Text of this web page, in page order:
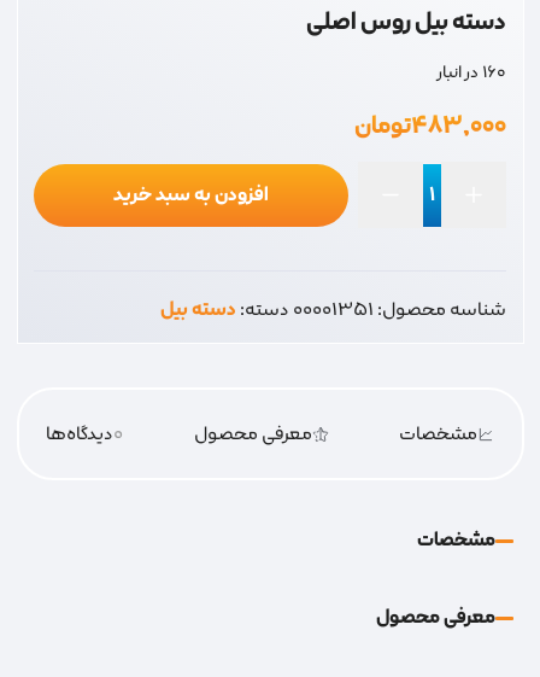
دسته بیل روس اصلی
160 در انبار
۴۸۳,۰۰۰تومان
اصلی
افزودن به سبد خرید
شناسه محصول:00001351دسته:دسته بیل
مشخصات معرفی محصول 0دیدگاه‌‌ها
مشخصات
معرفی محصول